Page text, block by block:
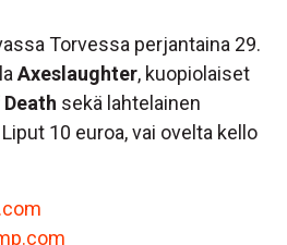
Torvessa perjantaina 29.
Axeslaughter, kuopiolaiset
sekä lahtelainen
Liput 10 euroa, vai ovelta kello